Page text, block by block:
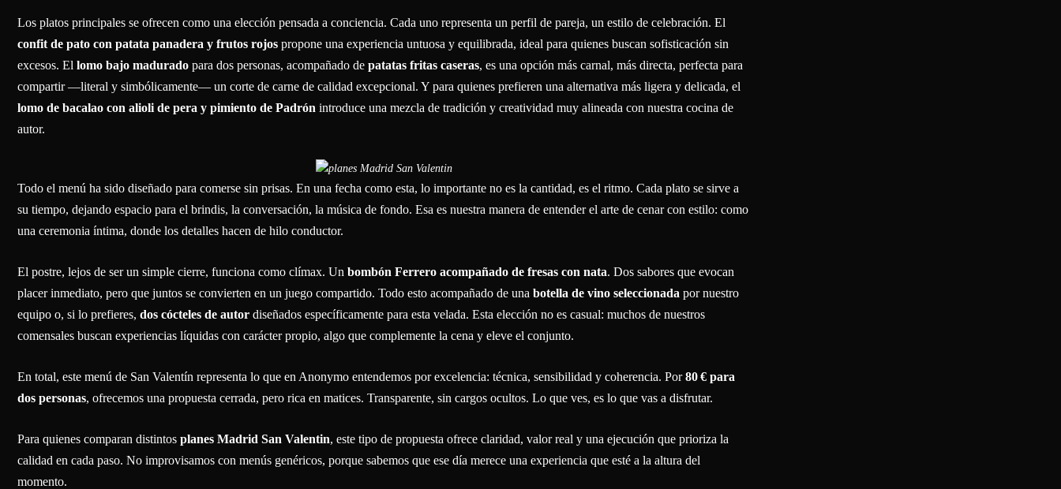
Los platos principales se ofrecen como una elección pensada a conciencia. Cada uno representa un perfil de pareja, un estilo de celebración. El
confit de pato con patata panadera y frutos rojos propone una experiencia untuosa y equilibrada, ideal para quienes buscan sofisticación sin
excesos. El lomo bajo madurado para dos personas, acompañado de patatas fritas caseras, es una opción más carnal, más directa, perfecta para
compartir —literal y simbólicamente— un corte de carne de calidad excepcional. Y para quienes prefieren una alternativa más ligera y delicada, el
lomo de bacalao con alioli de pera y pimiento de Padrón introduce una mezcla de tradición y creatividad muy alineada con nuestra cocina de
autor.
Todo el menú ha sido diseñado para comerse sin prisas. En una fecha como esta, lo importante no es la cantidad, es el ritmo. Cada plato se sirve a
su tiempo, dejando espacio para el brindis, la conversación, la música de fondo. Esa es nuestra manera de entender el arte de cenar con estilo: como
una ceremonia íntima, donde los detalles hacen de hilo conductor.
El postre, lejos de ser un simple cierre, funciona como clímax. Un bombón Ferrero acompañado de fresas con nata. Dos sabores que evocan
placer inmediato, pero que juntos se convierten en un juego compartido. Todo esto acompañado de una botella de vino seleccionada por nuestro
equipo o, si lo prefieres, dos cócteles de autor diseñados específicamente para esta velada. Esta elección no es casual: muchos de nuestros
comensales buscan experiencias líquidas con carácter propio, algo que complemente la cena y eleve el conjunto.
En total, este menú de San Valentín representa lo que en Anonymo entendemos por excelencia: técnica, sensibilidad y coherencia. Por80 € para
dos personas, ofrecemos una propuesta cerrada, pero rica en matices. Transparente, sin cargos ocultos. Lo que ves, es lo que vas a disfrutar.
Para quienes comparan distintos planes Madrid San Valentin, este tipo de propuesta ofrece claridad, valor real y una ejecución que prioriza la
calidad en cada paso. No improvisamos con menús genéricos, porque sabemos que ese día merece una experiencia que esté a la altura del
momento.